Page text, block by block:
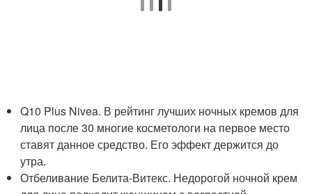
Q10 Plus Nivea. В рейтинг лучших ночных кремов для
лица после 30 многие косметологи на первое место
ставят данное средство. Его эффект держится до
утра.
Отбеливание Белита-Витекс. Недорогой ночной крем